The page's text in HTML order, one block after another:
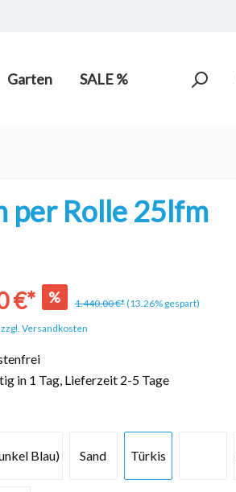
Garten SALE %
per Rolle 25lfm
€* % 1.440,00 €*(13.26% gespart)
Versandkosten
in 1 Tag, Lieferzeit 2-5 Tage
Blau) Sand Türkis